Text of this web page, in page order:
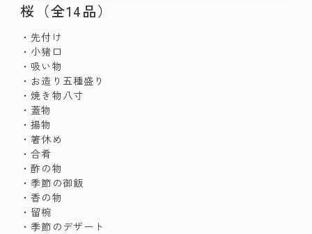
桜（全14品）
・先付け
・小猪口
・吸い物
・お造り五種盛り
・焼き物八寸
・蓋物
・揚物
・箸休め
・合肴
・酢の物
・季節の御飯
・香の物
・留椀
・季節のデザート